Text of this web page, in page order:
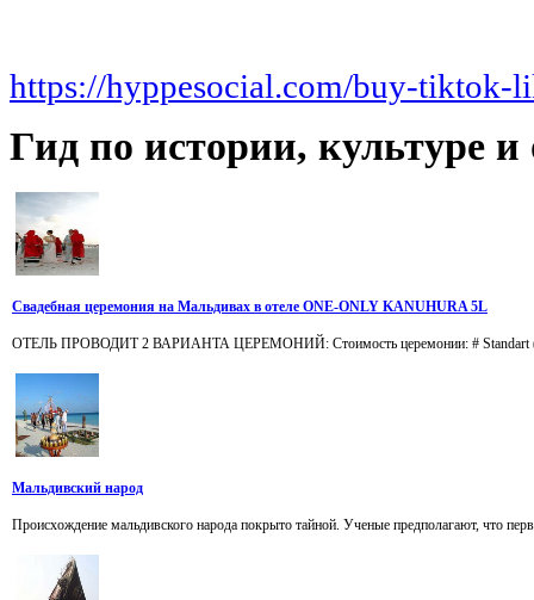
https://hyppesocial.com/buy-tiktok-
Гид по истории, культуре
Свадебная церемония на Мальдивах в отеле ONE-ONLY KANUHURA 5L
ОТЕЛЬ ПРОВОДИТ 2 ВАРИАНТА ЦЕРЕМОНИЙ: Стоимость церемонии: # Standart
Мальдивский народ
Происхождение мальдивского народа покрыто тайной. Ученые предполагают, что